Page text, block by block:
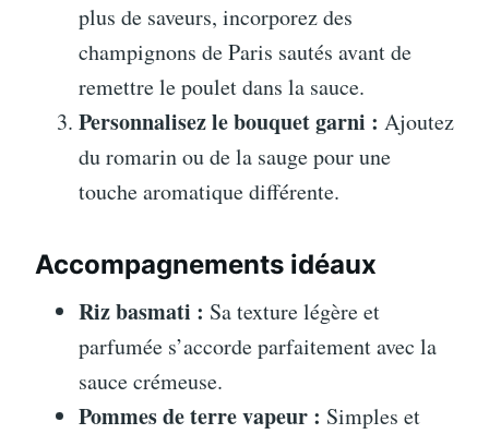
plus de saveurs, incorporez des
champignons de Paris sautés avant de
remettre le poulet dans la sauce.
Personnalisez le bouquet garni : Ajoutez
du romarin ou de la sauge pour une
touche aromatique différente.
Accompagnements idéaux
Riz basmati : Sa texture légère et
parfumée s’accorde parfaitement avec la
sauce crémeuse.
Pommes de terre vapeur : Simples et